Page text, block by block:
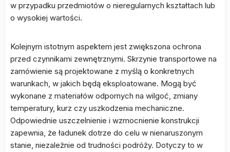
w przypadku przedmiotów o nieregularnych kształtach lub
o wysokiej wartości.
Kolejnym istotnym aspektem jest zwiększona ochrona
przed czynnikami zewnętrznymi. Skrzynie transportowe na
zamówienie są projektowane z myślą o konkretnych
warunkach, w jakich będą eksploatowane. Mogą być
wykonane z materiałów odpornych na wilgoć, zmiany
temperatury, kurz czy uszkodzenia mechaniczne.
Odpowiednie uszczelnienie i wzmocnienie konstrukcji
zapewnia, że ładunek dotrze do celu w nienaruszonym
stanie, niezależnie od trudności podróży. Dotyczy to w